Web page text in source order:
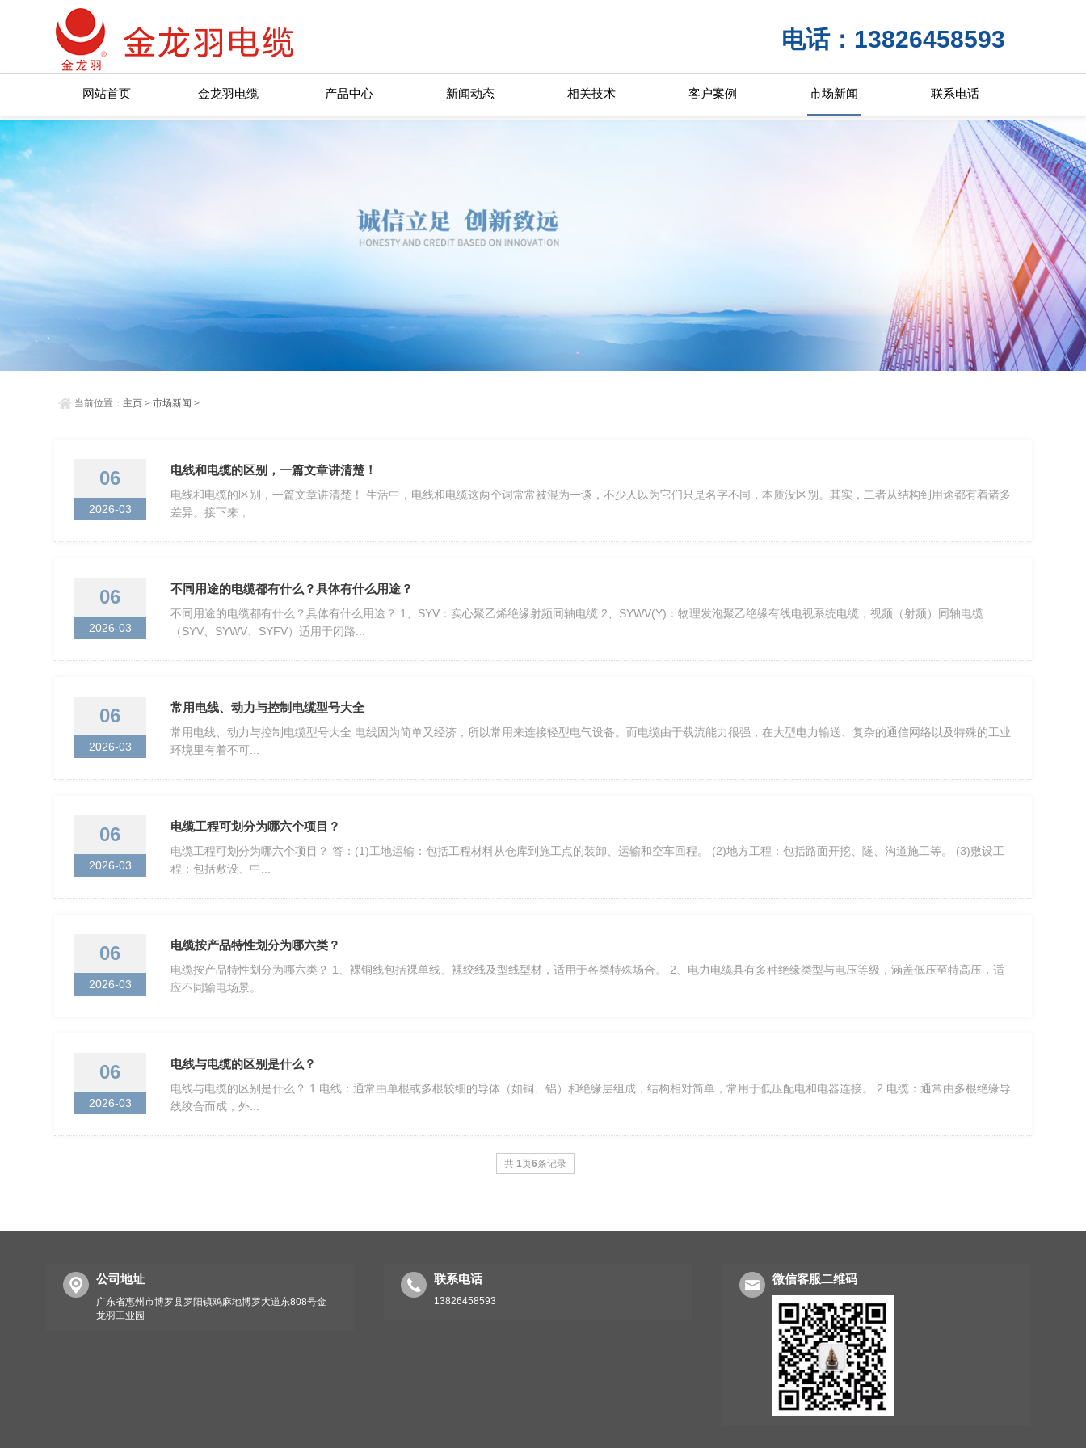
电话：13826458593
网站首页 金龙羽电缆 产品中心 新闻动态 相关技术 客户案例 市场新闻 联系电话
当前位置： 主页 >市场新闻 >
06
2026-03
电线和电缆的区别，一篇文章讲清楚！
电线和电缆的区别，一篇文章讲清楚！ 生活中，电线和电缆这两个词常常被混为一谈，不少人以为它们只是名字不同，本质没区别。其实，二者从结构到用途都有着诸多
差异。接下来，...
06
2026-03
不同用途的电缆都有什么？具体有什么用途？
不同用途的电缆都有什么？具体有什么用途？ 1、SYV：实心聚乙烯绝缘射频同轴电缆 2、SYWV(Y)：物理发泡聚乙绝缘有线电视系统电缆，视频（射频）同轴电缆
（SYV、SYWV、SYFV）适用于闭路...
06
2026-03
常用电线、动力与控制电缆型号大全
常用电线、动力与控制电缆型号大全 电线因为简单又经济，所以常用来连接轻型电气设备。而电缆由于载流能力很强，在大型电力输送、复杂的通信网络以及特殊的工业
环境里有着不可...
06
2026-03
电缆工程可划分为哪六个项目？
电缆工程可划分为哪六个项目？ 答：(1)工地运输：包括工程材料从仓库到施工点的装卸、运输和空车回程。 (2)地方工程：包括路面开挖、隧、沟道施工等。 (3)敷设工
程：包括敷设、中...
06
2026-03
电缆按产品特性划分为哪六类？
电缆按产品特性划分为哪六类？ 1、裸铜线包括裸单线、裸绞线及型线型材，适用于各类特殊场合。 2、电力电缆具有多种绝缘类型与电压等级，涵盖低压至特高压，适
应不同输电场景。...
06
2026-03
电线与电缆的区别是什么？
电线与电缆的区别是什么？ 1.电线：通常由单根或多根较细的导体（如铜、铝）和绝缘层组成，结构相对简单，常用于低压配电和电器连接。 2.电缆：通常由多根绝缘导
线绞合而成，外...
共 1页6条记录
公司地址
广东省惠州市博罗县罗阳镇鸡麻地博罗大道东808号金
龙羽工业园
联系电话
13826458593
微信客服二维码